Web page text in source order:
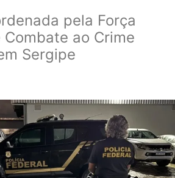
pela Força
ao Crime
Sergipe